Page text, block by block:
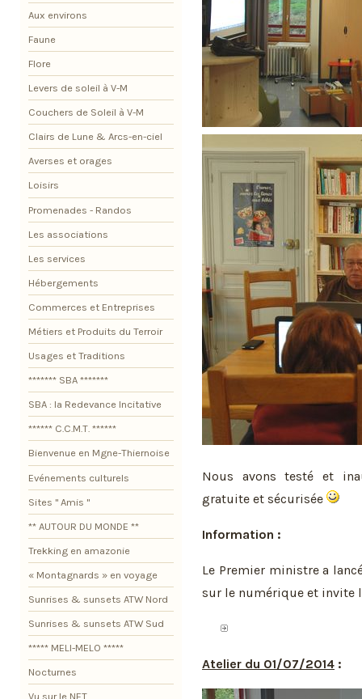
Nous avons testé et
gratuite et sécurisée
Information :
Le Premier ministre a
sur le numérique et invite
Atelier du 01/07/2014 :
Aux environs
Faune
Flore
Levers de soleil à V-M
Couchers de Soleil à V-M
Clairs de Lune & Arcs-en-ciel
Averses et orages
Loisirs
Promenades - Randos
Les associations
Les services
Hébergements
Commerces et Entreprises
Métiers et Produits du Terroir
Usages et Traditions
******* SBA *******
SBA : la Redevance Incitative
****** C.C.M.T. ******
Bienvenue en Mgne-Thiernoise
Evénements culturels
Sites " Amis "
** AUTOUR DU MONDE **
Trekking en amazonie
« Montagnards » en voyage
Sunrises & sunsets ATW Nord
Sunrises & sunsets ATW Sud
***** MELI-MELO *****
Nocturnes
Vu sur le NET